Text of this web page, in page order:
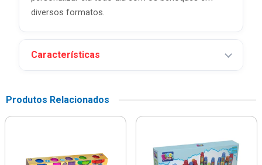
diversos formatos.
Características
Produtos Relacionados